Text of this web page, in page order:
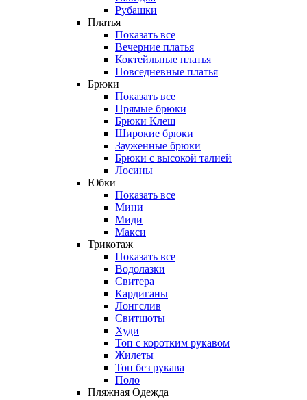
Рубашки
Платья
Показать все
Вечерние платья
Коктейльные платья
Повседневные платья
Брюки
Показать все
Прямые брюки
Брюки Клеш
Широкие брюки
Зауженные брюки
Брюки с высокой талией
Лосины
Юбки
Показать все
Мини
Миди
Макси
Трикотаж
Показать все
Водолазки
Свитера
Кардиганы
Лонгслив
Свитшоты
Худи
Топ с коротким рукавом
Жилеты
Топ без рукава
Поло
Пляжная Одежда